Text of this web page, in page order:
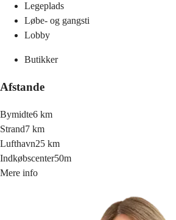
Legeplads
Løbe- og gangsti
Lobby
Butikker
Afstande
Bymidte6 km
Strand7 km
Lufthavn25 km
Indkøbscenter50m
Mere info